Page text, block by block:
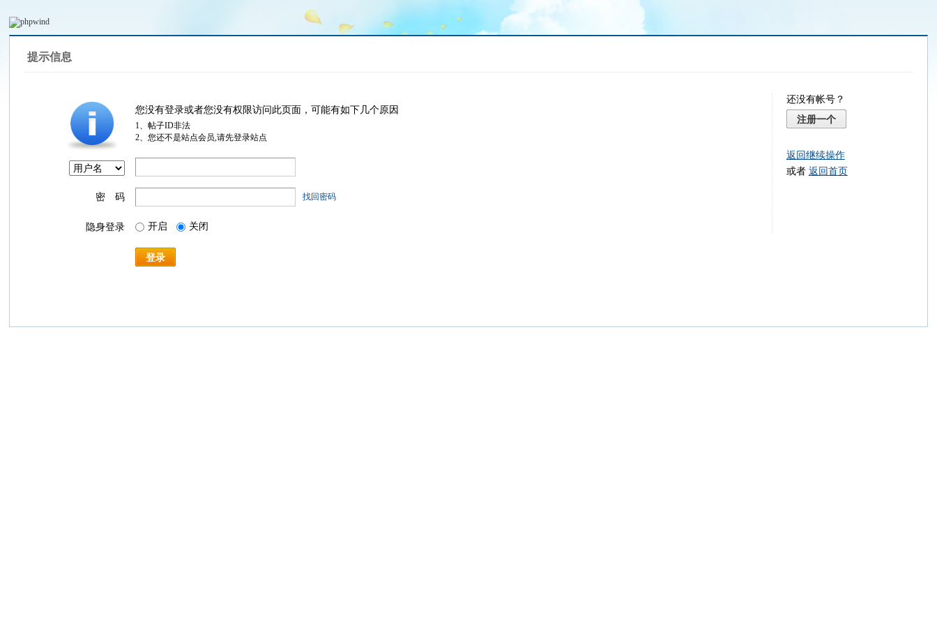
提示信息
您没有登录或者您没有权限访问此页面，可能有如下几个原因
1、帖子ID非法
2、您还不是站点会员,请先登录站点
密 码 找回密码
隐身登录 开启 关闭
登录
还没有帐号？
注册一个
返回继续操作
或者 返回首页